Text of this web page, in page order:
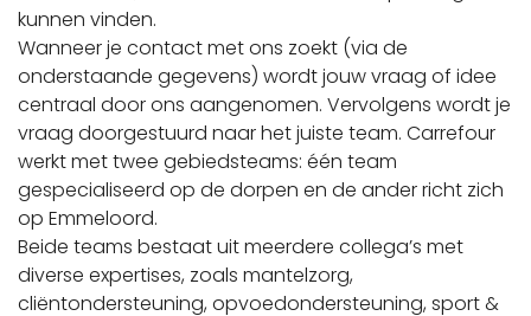
kunnen vinden.
Wanneer je contact met ons zoekt (via de
onderstaande gegevens) wordt jouw vraag of idee
centraal door ons aangenomen. Vervolgens wordt je
vraag doorgestuurd naar het juiste team. Carrefour
werkt met twee gebiedsteams: één team
gespecialiseerd op de dorpen en de ander richt zich
op Emmeloord.
Beide teams bestaat uit meerdere collega’s met
diverse expertises, zoals mantelzorg,
cliëntondersteuning, opvoedondersteuning, sport &